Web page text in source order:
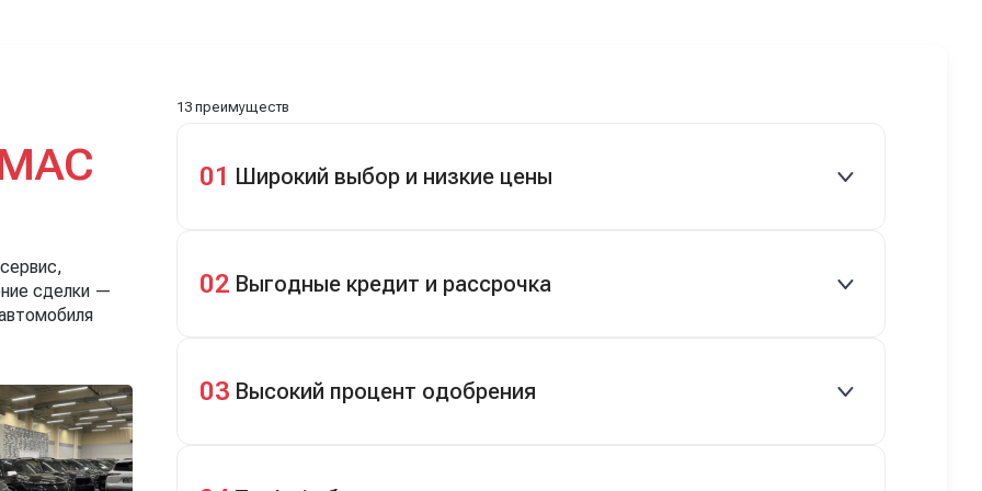
немного переплатить за новую, зато
МАС
сделки —
13 преимуществ
01 Широкий выбор и низкие цены
02 Выгодные кредит и рассрочка
03 Высокий процент одобрения